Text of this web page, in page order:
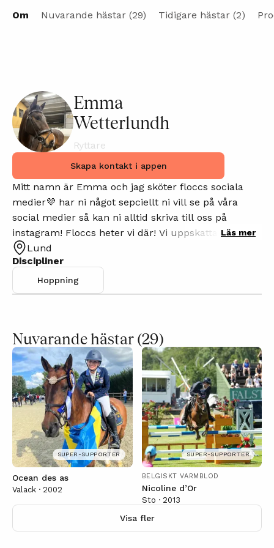
Om Nuvarande hästar (29) Tidigare hästar (2)
Emma
Wetterlundh
Ryttare
Skapa kontakt i appen
Mitt namn är Emma och jag sköter floccs sociala
medier💜 har ni något sepciellt ni vill se på våra
social medier så kan ni alltid skriva till oss på
instagram! Floccs heter vi där! Vi uppskattar alltid
nya förslag om hur vi kan utveckla appen här näst!
💜
Läs mer
Lund
Discipliner
Hoppning
Nuvarande hästar (29)
SUPER-SUPPORTER
Ocean des as
Valack · 2002
SUPER-SUPPORTER
BELGISKT VARMBLOD
Nicoline d’Or
Sto · 2013
Visa fler